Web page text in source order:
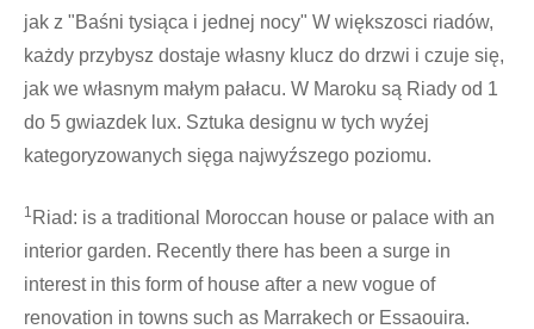
jak z "Baśni tysiąca i jednej nocy" W większosci riadów,
każdy przybysz dostaje własny klucz do drzwi i czuje się,
jak we własnym małym pałacu. W Maroku są Riady od 1
do 5 gwiazdek lux. Sztuka designu w tych wyźej
kategoryzowanych sięga najwyźszego poziomu.
1 Riad: is a traditional Moroccan house or palace with an
interior garden. Recently there has been a surge in
interest in this form of house after a new vogue of
renovation in towns such as Marrakech or Essaouira.